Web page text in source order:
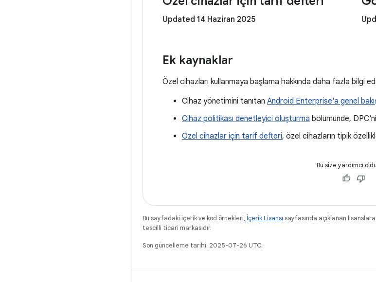
Updated 14 Haziran 2025
Ek kaynaklar
Özel cihazları kullanmaya başlama hakkında daha fazla bilgi
Cihaz yönetimini tanıtan Android Enterprise'a genel
Cihaz politikası denetleyici oluşturma bölümünde,
Özel cihazlar için tarif defteri, özel cihazların tipik
Bu size yardımcı
Bu sayfadaki içerik ve kod örnekleri, İçerik Lisansı sayfasında açıklanan
tescilli ticari markasıdır.
Son güncelleme tarihi: 2025-07-26 UTC.